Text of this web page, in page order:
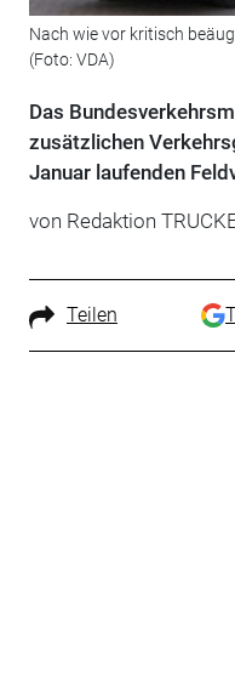
Nach wie vor kritisch
(Foto: VDA)
Das
zusätzlichen
Januar laufenden
von Redaktion
Teilen